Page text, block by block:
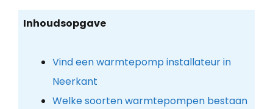
Inhoudsopgave
Vind een warmtepomp installateur in
Neerkant
Welke soorten warmtepompen bestaan